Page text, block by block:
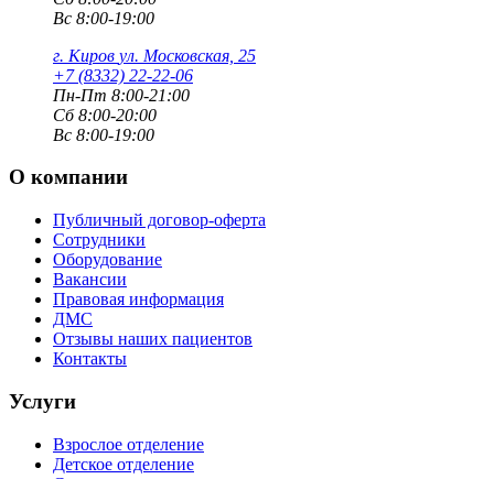
Вс 8:00-19:00
г. Киров ул. Московская, 25
+7 (8332) 22-22-06
Пн-Пт 8:00-21:00
Сб 8:00-20:00
Вс 8:00-19:00
О компании
Публичный договор-оферта
Сотрудники
Оборудование
Вакансии
Правовая информация
ДМС
Отзывы наших пациентов
Контакты
Услуги
Взрослое отделение
Детское отделение